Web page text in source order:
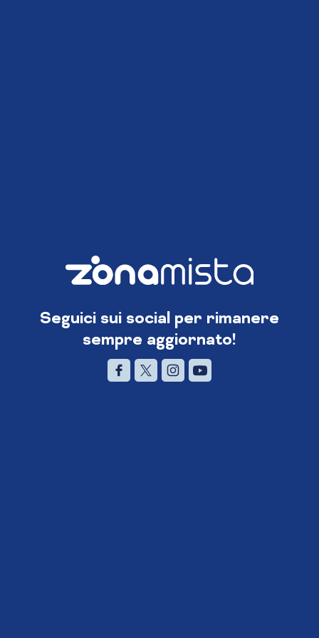
Seguici sui social per rimanere
sempre aggiornato!